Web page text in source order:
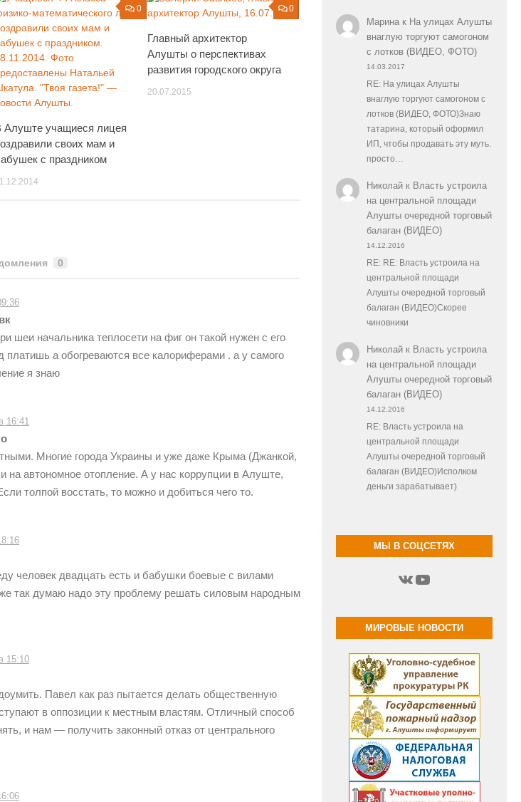
0
Алуште учащиеся лицея
своих мам и
с праздником
0
Главный архитектор
Алушты о перспективах
развития городского округа
20.07.2015
0
шеи начальника теплосети на фиг он такой нужен с его
платишь а обогреваются все калориферами . а у самого
я знаю
16:41
Многие города Украины и уже даже Крыма (Джанкой,
на автономное отопление. А у нас коррупции в Алуште,
толпой восстать, то можно и добиться чего то.
человек двадцать есть и бабушки боевые с вилами
так думаю надо эту проблему решать силовым народным
15:10
Павел как раз пытается делать общественную
в оппозиции к местным властям. Отличный способ
и нам — получить законный отказ от центрального
Маринак На улицах Алушты
внаглую торгуют самогоном
с лотков (ВИДЕО, ФОТО)
14.03.2017
RE: На улицах Алушты
внаглую торгуют самогоном с
лотков (ВИДЕО, ФОТО)Знаю
татарина, который оформил
ИП, чтобы продавать эту муть.
просто…
Николайк Власть устроила
на центральной площади
Алушты очередной торговый
балаган (ВИДЕО)
14.12.2016
RE: RE: Власть устроила на
центральной площади
Алушты очередной торговый
балаган (ВИДЕО)Скорее
чиновники
Николайк Власть устроила
на центральной площади
Алушты очередной торговый
балаган (ВИДЕО)
14.12.2016
RE: Власть устроила на
центральной площади
Алушты очередной торговый
балаган (ВИДЕО)Исполком
деньги зарабатывает)
МЫ В СОЦСЕТЯХ
ВКонтакте
YouTube
МИРОВЫЕ НОВОСТИ